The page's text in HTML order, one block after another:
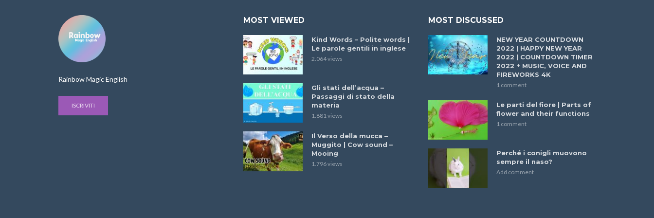
Rainbow Magic English
ISCRIVITI
MOST VIEWED
Kind Words – Polite words |
Le parole gentili in inglese
2.064 views
Gli stati dell’acqua –
Passaggi di stato della
materia
1.881 views
Il Verso della mucca –
Muggito | Cow sound –
Mooing
1.796 views
MOST DISCUSSED
NEW YEAR COUNTDOWN
2022 | HAPPY NEW YEAR
2022 | COUNTDOWN TIMER
2022 + MUSIC, VOICE AND
FIREWORKS 4K
1 comment
Le parti del fiore | Parts of
flower and their functions
1 comment
Perché i conigli muovono
sempre il naso?
Add comment